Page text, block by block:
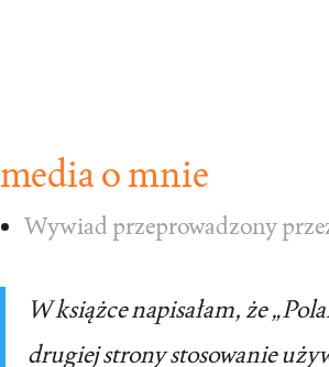
media o mnie
Wywiad przeprowadzony
W książce napisałam, że
drugiej strony stosowanie